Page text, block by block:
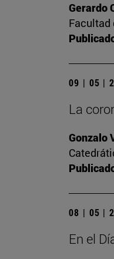
Gerardo
Facultad
09 | 05 |
La
Gonzalo
08 | 05 |
En el